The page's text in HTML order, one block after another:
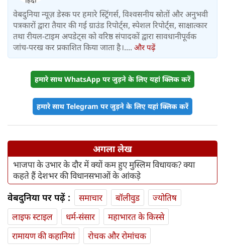
वेबदुनिया न्यूज़ डेस्क पर हमारे स्ट्रिंगर्स, विश्वसनीय स्रोतों और अनुभवी
पत्रकारों द्वारा तैयार की गई ग्राउंड रिपोर्ट्स, स्पेशल रिपोर्ट्स, साक्षात्कार
तथा रीयल-टाइम अपडेट्स को वरिष्ठ संपादकों द्वारा सावधानीपूर्वक
जांच-परख कर प्रकाशित किया जाता है।.... और पढ़ें
हमारे साथ WhatsApp पर जुड़ने के लिए यहां क्लिक करें
हमारे साथ Telegram पर जुड़ने के लिए यहां क्लिक करें
अगला लेख
भाजपा के उभार के दौर में क्यों कम हुए मुस्लिम विधायक? क्या
कहते हैं देशभर की विधानसभाओं के आंकड़े
वेबदुनिया पर पढ़ें : समाचार बॉलीवुड
ज्योतिष
लाइफ स्‍टाइल
धर्म-संसार
महाभारत के किस्से
रामायण की कहानियां
रोचक और रोमांचक